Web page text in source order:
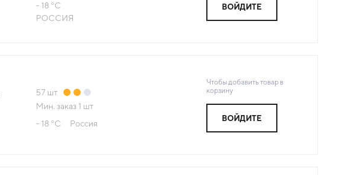
- 18 °С
РОССИЯ
ВОЙДИТЕ
57шт
Мин. заказ 1 шт
- 18 °С
Россия
Чтобы добавить товар в
корзину
ВОЙДИТЕ